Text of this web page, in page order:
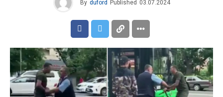
By duford Published 03.07.2024